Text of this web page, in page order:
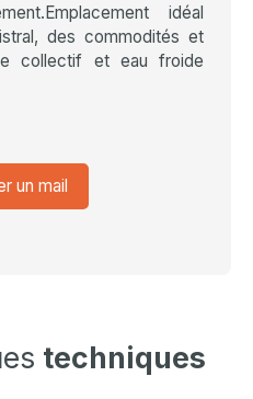
idéal
des commodités et
collectif et eau froide
un mail
techniques